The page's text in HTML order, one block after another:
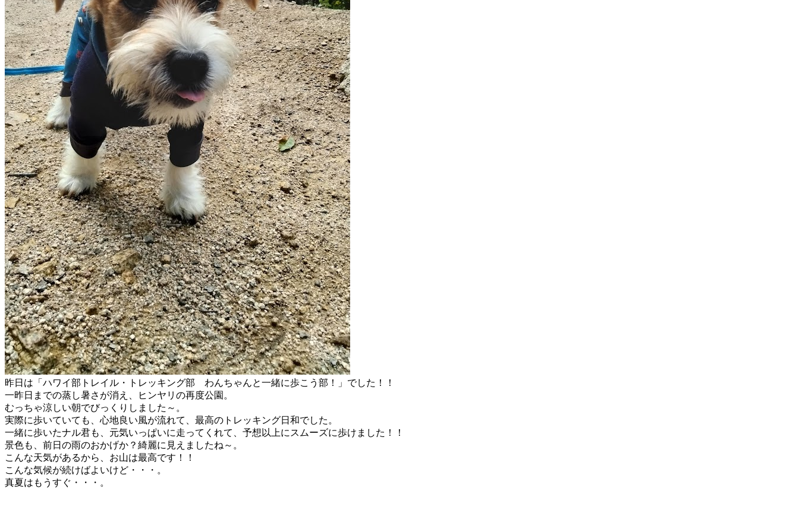
昨日は「ハワイ部トレイル・トレッキング部 わんちゃんと一緒に歩こう部！」でした！！
一昨日までの蒸し暑さが消え、ヒンヤリの再度公園。
むっちゃ涼しい朝でびっくりしました～。
実際に歩いていても、心地良い風が流れて、最高のトレッキング日和でした。
一緒に歩いたナル君も、元気いっぱいに走ってくれて、予想以上にスムーズに歩けました！！
景色も、前日の雨のおかげか？綺麗に見えましたね～。
こんな天気があるから、お山は最高です！！
こんな気候が続けばよいけど・・・。
真夏はもうすぐ・・・。